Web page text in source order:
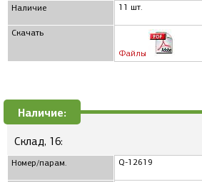
Наличие
Скачать
11 шт.
Файлы
Наличие:
Склад, 16:
Номер/парам. Q-12619